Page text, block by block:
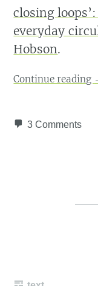
closing
everyday
Hobson.
Continue reading
3 Comments